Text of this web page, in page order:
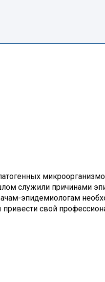
служили причинами
эпидемиологам
свой